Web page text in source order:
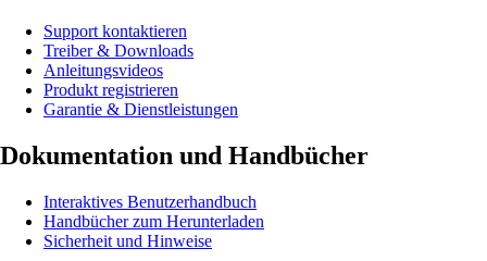
Support kontaktieren
Treiber & Downloads
Anleitungsvideos
Produkt registrieren
Garantie & Dienstleistungen
Dokumentation und Handbücher
Interaktives Benutzerhandbuch
Handbücher zum Herunterladen
Sicherheit und Hinweise